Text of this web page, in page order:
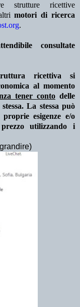
strutture ricettive
motori di ricerca
.
consultate
ricettiva si
al momento
tener conto delle
La stessa può
esigenze e/o
utilizzando i